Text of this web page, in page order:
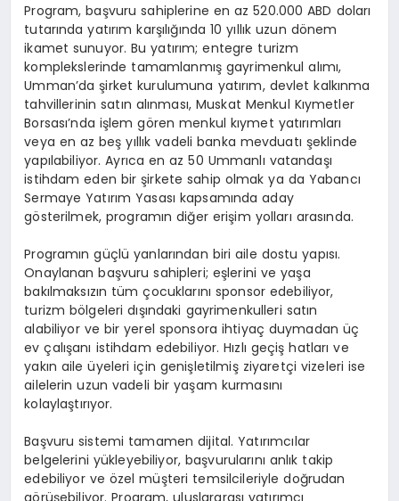
Program,başvuru sahiplerine en az 520.000 ABD doları
tutarında yatırım karşılığında 10 yıllık uzun dönem
ikamet sunuyor. Bu yatırım; entegre turizm
komplekslerinde tamamlanmış gayrimenkul alımı,
Umman’da şirket kurulumuna yatırım, devlet kalkınma
tahvillerinin satın alınması, Muskat Menkul Kıymetler
Borsası’nda işlem gören menkul kıymet yatırımları
veya en az beş yıllık vadeli banka mevduatı şeklinde
yapılabiliyor. Ayrıca en az 50 Ummanlı vatandaşı
istihdam eden bir şirkete sahip olmak ya da Yabancı
Sermaye Yatırım Yasası kapsamında aday
gösterilmek, programın diğer erişim yolları arasında.
Programın güçlü yanlarından biri aile dostu yapısı.
Onaylanan başvuru sahipleri; eşlerini ve yaşa
bakılmaksızın tüm çocuklarını sponsor edebiliyor,
turizm bölgeleri dışındaki gayrimenkulleri satın
alabiliyor ve bir yerel sponsora ihtiyaç duymadan üç
evçalışanı istihdam edebiliyor. Hızlı geçiş hatları ve
yakın aile üyeleri için genişletilmiş ziyaretçi vizeleri ise
ailelerin uzun vadeli bir yaşam kurmasını
kolaylaştırıyor.
Başvuru sistemi tamamen dijital. Yatırımcılar
belgelerini yükleyebiliyor, başvurularını anlık takip
edebiliyor ve özel müşteri temsilcileriyle doğrudan
görüşebiliyor. Program, uluslararası yatırımcı